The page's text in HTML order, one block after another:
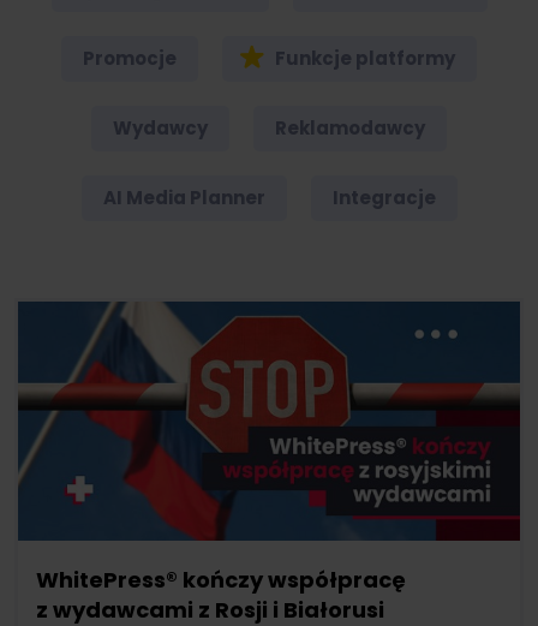
Promocje Funkcje platformy
Wydawcy Reklamodawcy
AI Media Planner Integracje
WhitePress® kończy współpracę
z wydawcami z Rosji i Białorusi